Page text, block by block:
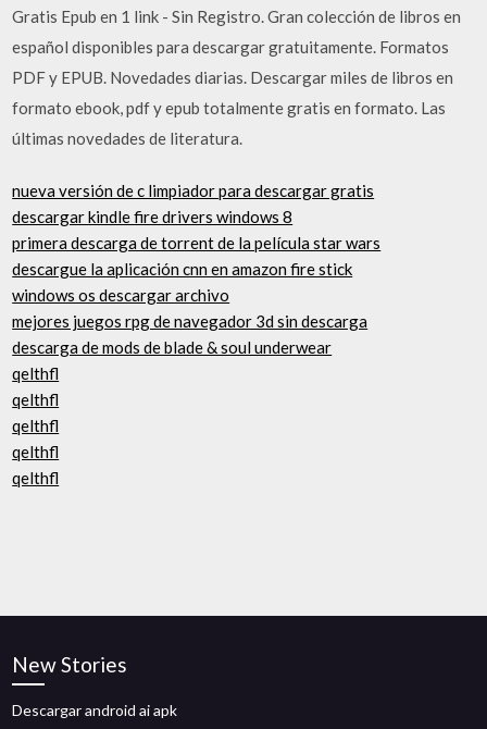
Gratis Epub en 1 link - Sin Registro. Gran colección de libros en
español disponibles para descargar gratuitamente. Formatos
PDF y EPUB. Novedades diarias. Descargar miles de libros en
formato ebook, pdf y epub totalmente gratis en formato. Las
últimas novedades de literatura.
nueva versión de c limpiador para descargar gratis
descargar kindle fire drivers windows 8
primera descarga de torrent de la película star wars
descargue la aplicación cnn en amazon fire stick
windows os descargar archivo
mejores juegos rpg de navegador 3d sin descarga
descarga de mods de blade & soul underwear
qelthfl
qelthfl
qelthfl
qelthfl
qelthfl
New Stories
Descargar android ai apk